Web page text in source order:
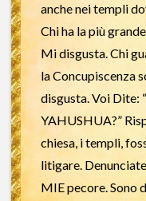
anche nei templi
Chi ha la più
Mi disgusta. Chi
la Concupiscenza
disgusta. Voi Dite:
YAHUSHUA?”
chiesa, i templi,
litigare.
MIE pecore. Sono